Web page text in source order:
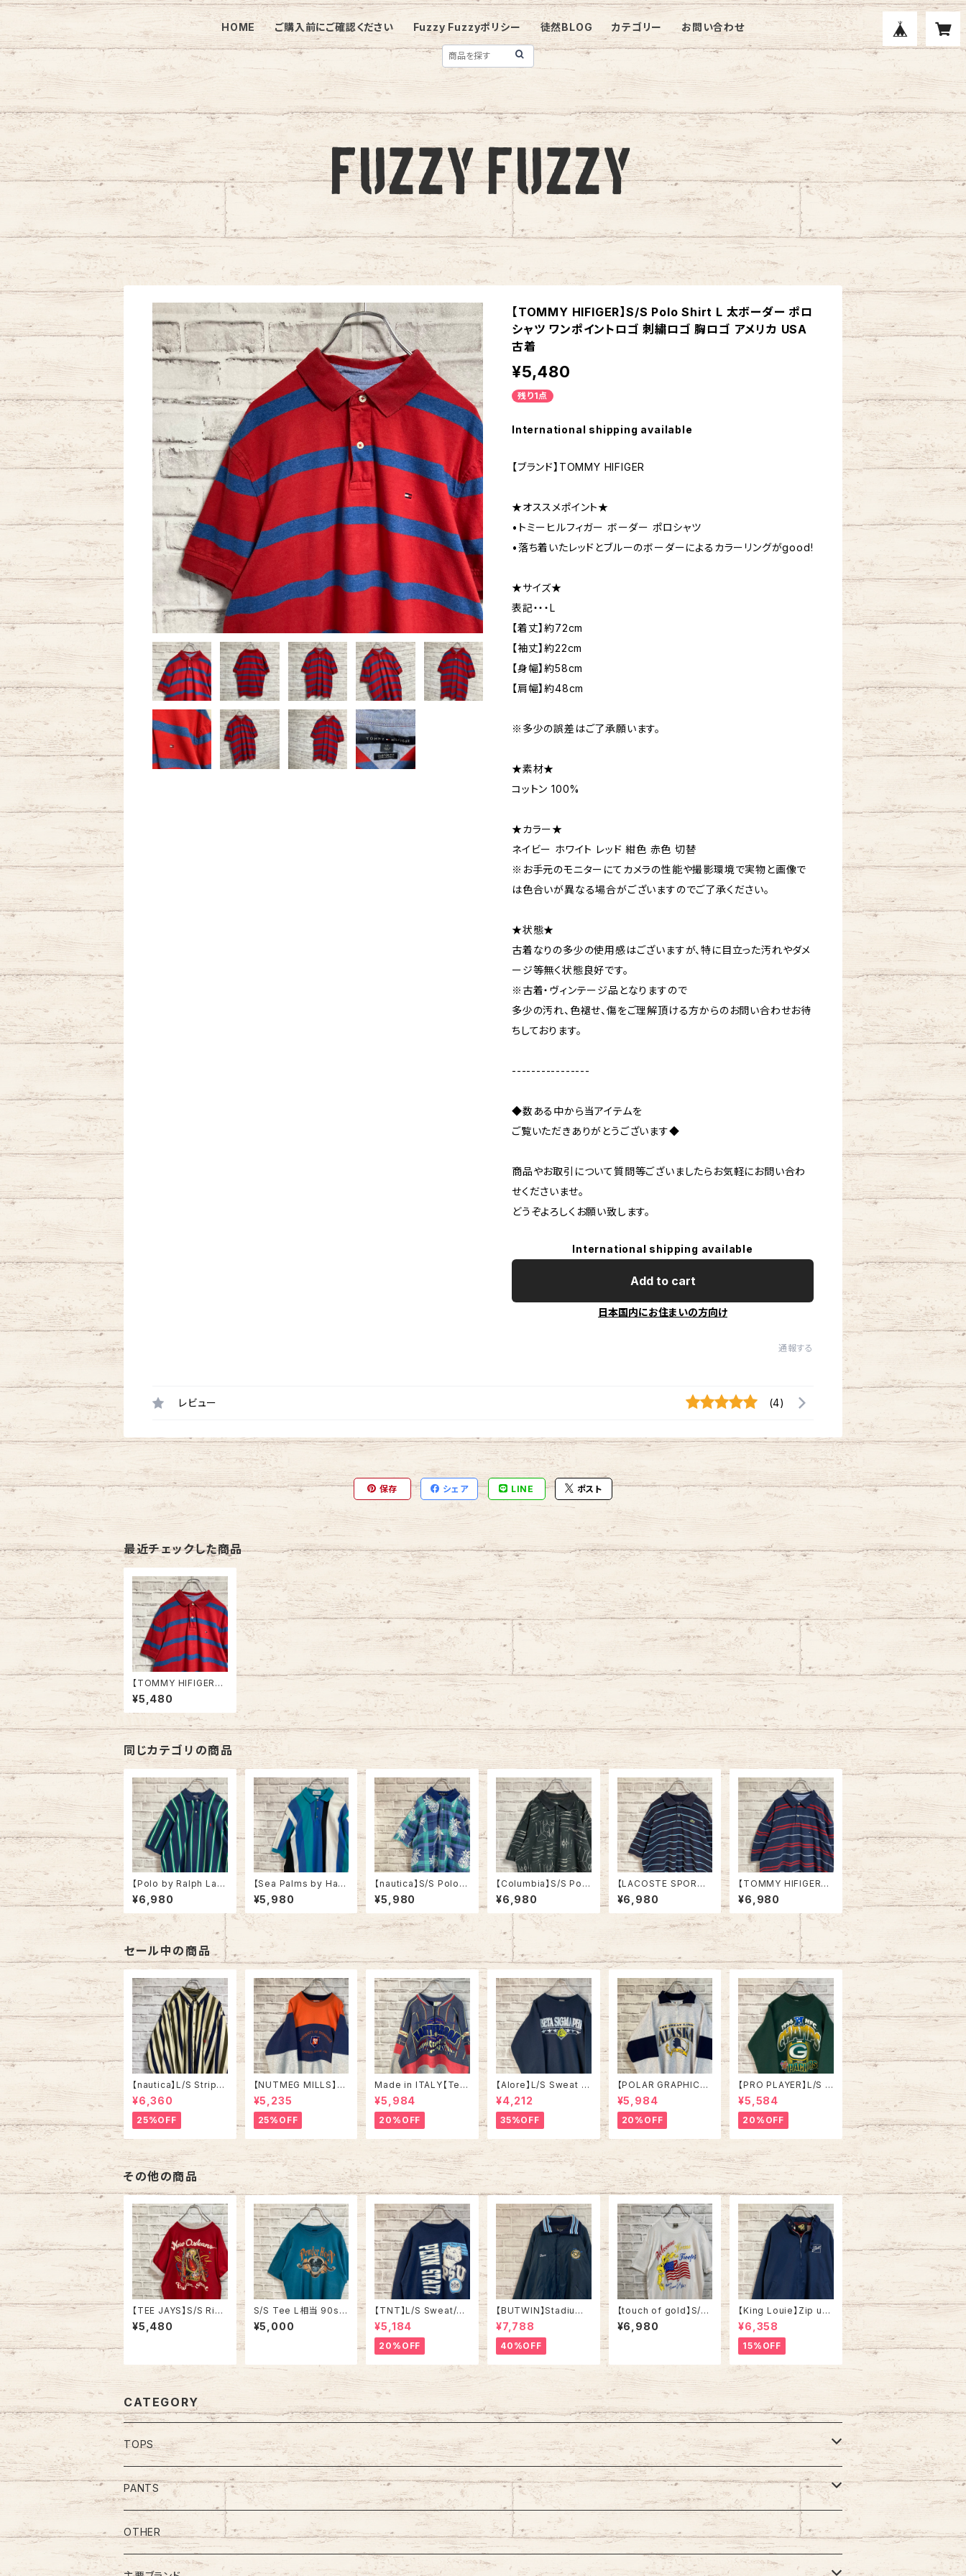
HOME ご購入前にご確認ください Fuzzy Fuzzyポリシー 徒然BLOG カテゴリー お問い合わせ
【TOMMY HIFIGER】S/S Polo Shirt L 太ボーダー ポロ
シャツ ワンポイントロゴ 刺繍ロゴ 胸ロゴ アメリカ USA
古着
¥5,480
残り1点
International shipping available
【ブランド】TOMMY HIFIGER
★オススメポイント★
•トミーヒルフィガー ボーダー ポロシャツ
•落ち着いたレッドとブルーのボーダーによるカラーリングがgood!
★サイズ★
表記・・・L
【着丈】約72cm
【袖丈】約22cm
【身幅】約58cm
【肩幅】約48cm
※多少の誤差はご了承願います。
★素材★
コットン 100%
★カラー★
ネイビー ホワイト レッド 紺色 赤色 切替
※お手元のモニターにてカメラの性能や撮影環境で実物と画像で
は色合いが異なる場合がございますのでご了承ください。
★状態★
古着なりの多少の使用感はございますが、特に目立った汚れやダメ
ージ等無く状態良好です。
※古着・ヴィンテージ品となりますので
多少の汚れ、色褪せ、傷をご理解頂ける方からのお問い合わせお待
ちしております。
----------------
◆数ある中から当アイテムを
ご覧いただきありがとうございます◆
商品やお取引について質問等ございましたらお気軽にお問い合わ
せくださいませ。
どうぞよろしくお願い致します。
International shipping available
Add to cart
日本国内にお住まいの方向け
通報する
レビュー (4)
保存 シェア LINE ポスト
最近チェックした商品
【TOMMY HIFIGER】
S/S Polo Shirt L 太ボ
ーダー ポロシャツ ワン
ポイントロゴ 刺繍ロゴ
胸ロゴ アメリカ USA
¥5,480
同じカテゴリの商品
【Polo by Ralph Laur
en】S/S Polo Shirt L
相当 90s ポロ バイ ラ
ルフローレン ストライプ
ポロシャツ ワンポイン
トロゴ 刺繍ロゴ ポニー
ロゴ 旧タグ アメリカ U
SA 古着
¥6,980
【Sea Palms by Hart
well】S/S Polo Shirt
L相当 Made in USA
80s ストライプ ポロシ
ャツ USA製 ワンポイン
トロゴ 刺繍ロゴ アメリ
カ USA 古着
¥5,980
【nautica】S/S Polo S
hirt L相当 90s “OLD
NAUTICA” 総柄 チェッ
ク柄 ポロシャツ ヤシの
木 パイナップル トロピ
カル 旧タグ アメリカ U
¥5,980
【Columbia】S/S Polo
Shirt XXL コロンビア
ポロシャツ 総柄 ワンポ
イントロゴ 刺繍ロゴ ゆ
るだぼ ビッグシルエット
オーバーサイズ アメリ
カ USA 古着
¥6,980
【LACOSTE SPORT】
S/S Polo Shirt XL相
当 ボーダー ポロシャツ
ワンポイントロゴ 刺繍
ロゴ 胸ロゴ 古着
¥6,980
【TOMMY HIFIGER】
S/S Polo Shirt XXL 9
0s “OLD TOMMY”
ボーダー ポロシャツ ワ
ンポイントロゴ 刺繍ロ
ゴ 胸ロゴ 旧タグ アメリ
カ USA 古着
¥6,980
セール中の商品
【nautica】L/S Stripe
Corduroy Shirt L 90
s ノーティカ ストライプ
コーデュロイ シャツ ボ
タンダウン 長袖 ワンポ
イントロゴ 刺繍ロゴ 旧
タグ USA アメリカ 古着
¥6,360
25%OFF
【NUTMEG MILLS】S
weat XL Made in US
A 90s “UNIVERSITY
OF TENNESSEE” vin
tage ナツメグミルズ カ
レッジモノ カレッジロゴ
トレーナー ヴィンテー
¥5,235
25%OFF
Made in ITALY【Teq
uila Boom】L/S Swe
at/Trainer XL 90s ハ
ーフジップスウェット ト
レーナー マルチカラー
レーシング イタリア製
Euro ユーロ 古着
¥5,984
20%OFF
【Alore】L/S Sweat L
Made in USA 90s 社
交クラブ プロモーショ
ン スウェット トレーナー
USA製 vintage ヴィン
テージ アメリカ USA
¥4,212
35%OFF
【POLAR GRAPHICS】
L/S HalfZip Sweat X
L Made in USA 90s
“ALASKA” スーベニア
ハーフジップスウェット
トレーナー アラスカ お
土産モノ vintage ヴィ
ンテージ アメリカ USA
古着
¥5,984
20%OFF
【PRO PLAYER】L/S S
weat L相当 90s Mad
e in USA “PACKERS”
NFL チームモノ スウェ
ット トレーナー USA製
チームロゴ 1996 CHA
MPS 優勝記念 深緑 ア
メリカ USA 古着
¥5,584
20%OFF
その他の商品
【TEE JAYS】S/S Ring
er like Tee XL 90s
Made in USA “Bourb
ド Tシャツ ニューオー
リンズ バーボンストリー
ト JAZZ 楽器 アルコー
ル ヴィンテージ シング
ルステッチ アメリカ US
A レトロ 古着
¥5,480
S/S Tee L相当 90s v
intage “BOZE MAN”
スーベニア Tシャツ フ
A レトロ 古着
¥5,000
【TNT】L/S Sweat/Tr
ainer L “PENN STAT
E” 90s Made in USA
スウェット トレーナー カ
レッジモノ ペンシルベニ
ア大学 ニタリーライオ
ンズ カレッジロゴ USA
製 アメリカ USA 古着
¥5,184
20%OFF
【BUTWIN】Stadium
Jumper XL相当 80s
“STATE MECHANIC
AL” Made in USA ナ
イロン スタジャン スタ
ジアムジャンパー USA
製 企業モノ 刺繍ロゴ リ
¥7,788
40%OFF
【touch of gold】S/S
Tee XL 90s Made in
USA vintage “Welco
迎 Tシャツ USA製 湾
岸戦争 メッセージ 星条
旗 シングルステッチ ア
メリカ USA 古着
¥6,980
【King Louie】Zip up
Jacket L Made in U
SA アメリカ製 ジップア
ップジャケット スウィン
グトップ ドリズラージャ
ケット ブラックチェック
刺繍ロゴ ワンポイント
ロゴ 胸ロゴ アウター ア
¥6,358
15%OFF
CATEGORY
TOPS
Tee
S/L Tee
Polo Shirt
PANTS
Jeans/Denim
OTHER